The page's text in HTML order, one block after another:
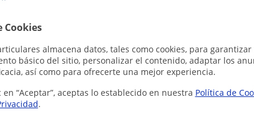
Cookies
almacena datos, tales como cookies, para garantizar
básico del sitio, personalizar el contenido, adaptar los
así como para ofrecerte una mejor experiencia.
“Aceptar”, aceptas lo establecido en nuestra Política de
.
VALENCIANO CIEACOVA A1, A2,
En la Academia Alyma llevamos más de
certificación de Valenciano por la Junta